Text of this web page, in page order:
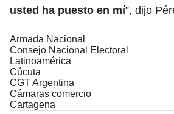
usted ha puesto en mí”, dijo
Armada Nacional
Consejo Nacional Electoral
Latinoamérica
Cúcuta
CGT Argentina
Cámaras comercio
Cartagena